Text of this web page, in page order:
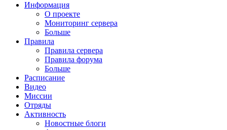
Информация
О проекте
Мониторинг сервера
Больше
Правила
Правила сервера
Правила форума
Больше
Расписание
Видео
Миссии
Отряды
Активность
Новостные блоги